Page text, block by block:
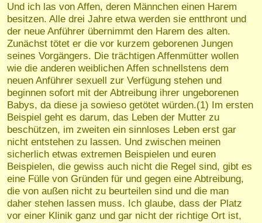
Und ich las von Affen, deren Männchen einen Harem
besitzen. Alle drei Jahre etwa werden sie entthront und
der neue Anführer übernimmt den Harem des alten.
Zunächst tötet er die vor kurzem geborenen Jungen
seines Vorgängers. Die trächtigen Affenmütter wollen
wie die anderen weiblichen Affen schnellstens dem
neuen Anführer sexuell zur Verfügung stehen und
beginnen sofort mit der Abtreibung ihrer ungeborenen
Babys, da diese ja sowieso getötet würden.(1) Im ersten
Beispiel geht es darum, das Leben der Mutter zu
beschützen, im zweiten ein sinnloses Leben erst gar
nicht entstehen zu lassen. Und zwischen meinen
sicherlich etwas extremen Beispielen und euren
Beispielen, die gewiss auch nicht die Regel sind, gibt es
eine Fülle von Gründen für und gegen eine Abtreibung,
die von außen nicht zu beurteilen sind und die man
daher stehen lassen muss. Ich glaube, dass der Platz
vor einer Klinik ganz und gar nicht der richtige Ort ist,